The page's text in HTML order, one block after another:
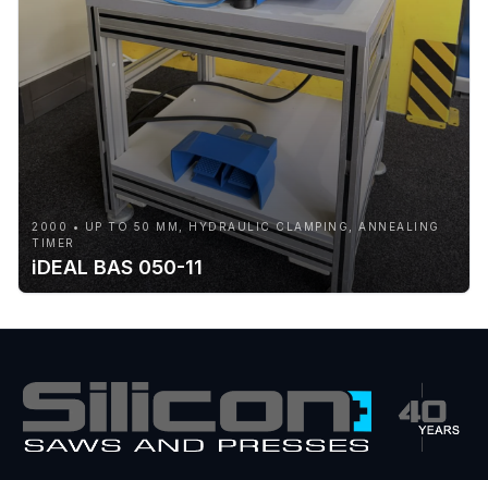
2000 • UP TO 50 MM, HYDRAULIC CLAMPING, ANNEALING
TIMER
iDEAL BAS 050-11